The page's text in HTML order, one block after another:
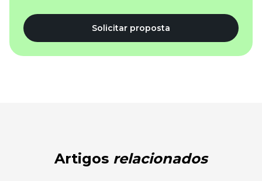
Solicitar proposta
Artigos relacionados